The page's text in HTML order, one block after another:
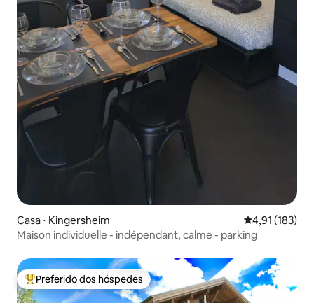
Casa ⋅ Kingersheim 4,91 de uma
4,91 (183)
Maison individuelle - indépendant, calme - parking
Entre os melhores preferidos dos hóspedes
Preferido dos hóspedes